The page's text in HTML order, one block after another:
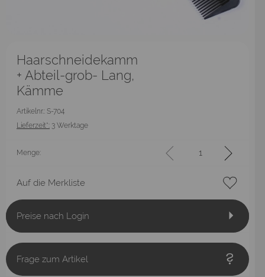
Haarschneidekamm
+ Abteil-grob- Lang,
Kämme
Artikelnr.: S-704
Lieferzeit*: 3 Werktage
Menge:
Auf die Merkliste
Preise nach Login
Frage zum Artikel